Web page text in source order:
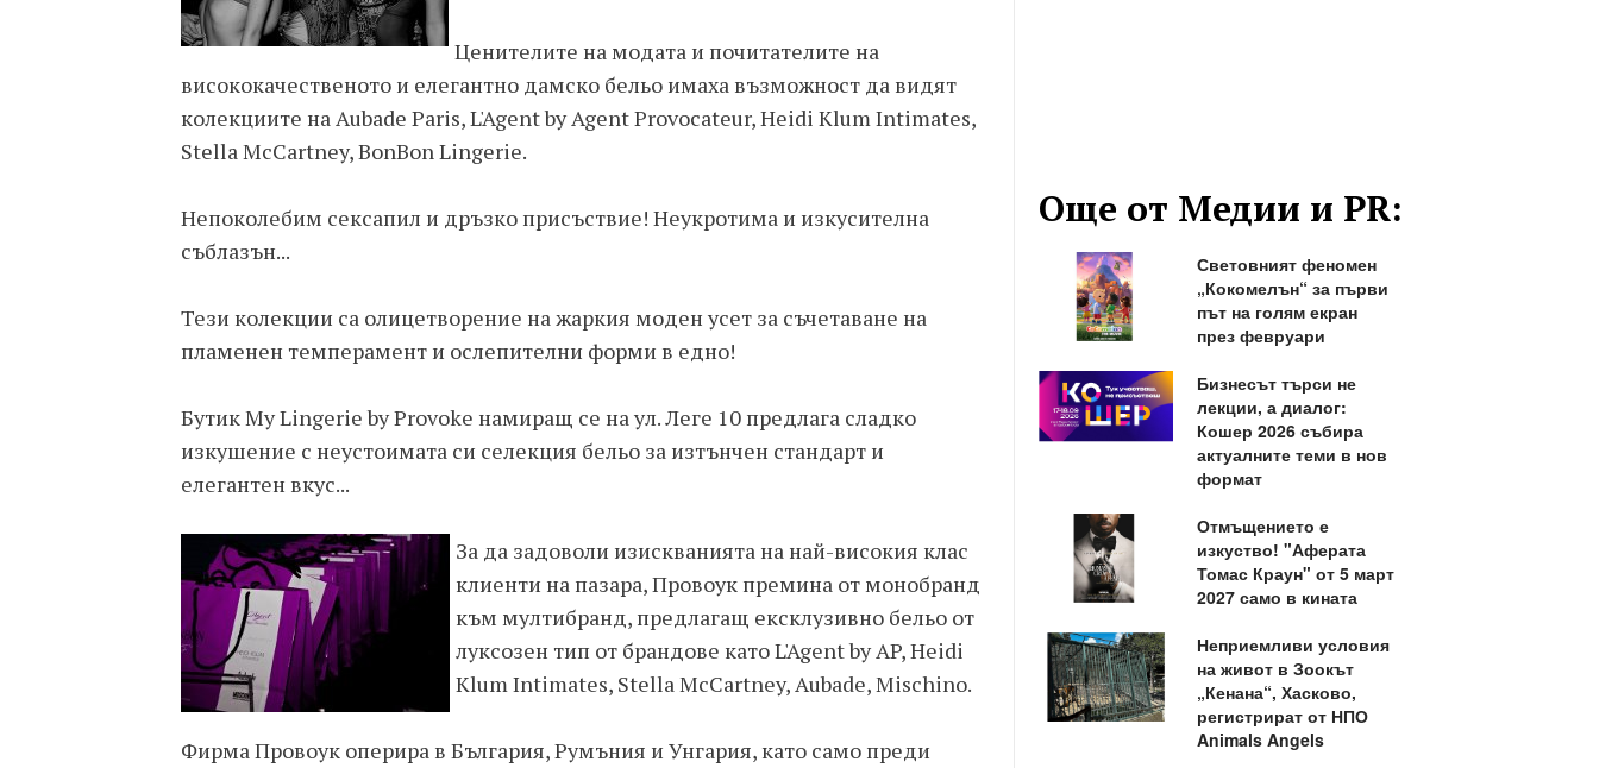
Ценителите на модата и почитателите на
висококачественото и елегантно дамско бельо имаха възможност да видят
колекциите на Aubade Paris, L'Agent by Agent Provocateur, Heidi Klum Intimates,
Stella McCartney, BonBon Lingerie.
Непоколебим сексапил и дръзко присъствие! Неукротима и изкусителна
съблазън...
Тези колекции са олицетворение на жаркия моден усет за съчетаване на
пламенен темперамент и ослепителни форми в едно!
Бутик My Lingerie by Provoke намиращ се на ул. Леге 10 предлага сладко
изкушение с неустоимата си селекция бельо за изтънчен стандарт и
елегантен вкус...
За да задоволи изискванията на най-високия клас
клиенти на пазара, Провоук премина от монобранд
към мултибранд, предлагащ ексклузивно бельо от
луксозен тип от брандове като L'Agent by AP, Heidi
Klum Intimates, Stella McCartney, Aubade, Mischino.
Фирма Провоук оперира в България, Румъния и Унгария, като само преди
Още от Медии и PR:
Световният феномен
„Кокомелън“ за първи
път на голям екран
през февруари
Бизнесът търси не
лекции, а диалог:
Кошер 2026 събира
актуалните теми в нов
формат
Отмъщението е
изкуство! "Аферата
Томас Краун" от 5 март
2027 само в кината
Неприемливи условия
на живот в Зоокът
„Кенана“, Хасково,
регистрират от НПО
Animals Angels